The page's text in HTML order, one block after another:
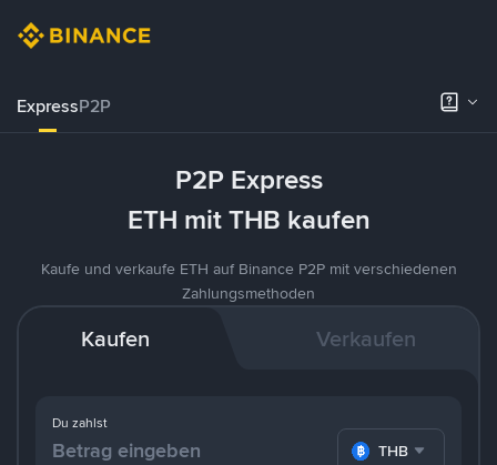
ExpressP2P
P2P Express
ETH mit THB kaufen
Kaufe und verkaufe ETH auf Binance P2P mit verschiedenen
Zahlungsmethoden
Kaufen Verkaufen
Du zahlst
THB